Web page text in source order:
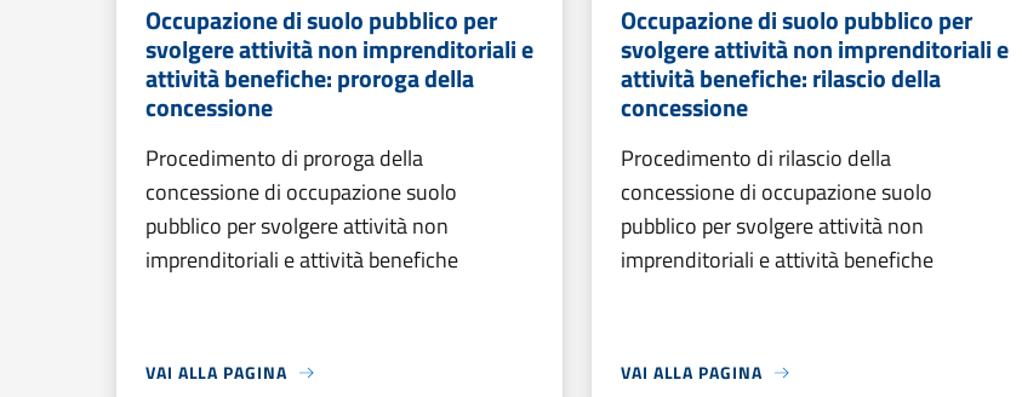
Occupazione di suolo pubblico per
svolgere attività non imprenditoriali e
attività benefiche: proroga della
concessione
Procedimento di proroga della
concessione di occupazione suolo
pubblico per svolgere attività non
imprenditoriali e attività benefiche
VAI ALLA PAGINA
Occupazione di suolo pubblico per
svolgere attività non imprenditoriali e
attività benefiche: rilascio della
concessione
Procedimento di rilascio della
concessione di occupazione suolo
pubblico per svolgere attività non
imprenditoriali e attività benefiche
VAI ALLA PAGINA